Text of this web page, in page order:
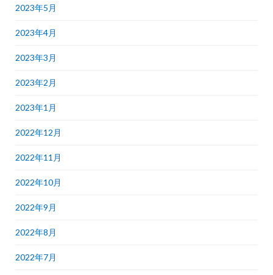
2023年5月
2023年4月
2023年3月
2023年2月
2023年1月
2022年12月
2022年11月
2022年10月
2022年9月
2022年8月
2022年7月